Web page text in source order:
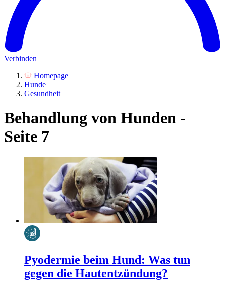
Verbinden
Homepage
Hunde
Gesundheit
Behandlung von Hunden -
Seite 7
Pyodermie beim Hund: Was tun
gegen die Hautentzündung?